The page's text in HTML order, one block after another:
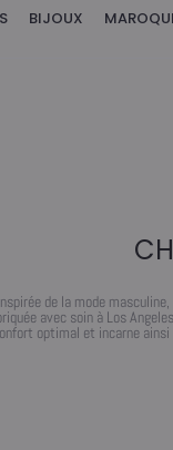
BIJOUX
de la mode
avec soin à Los
optimal et incarne